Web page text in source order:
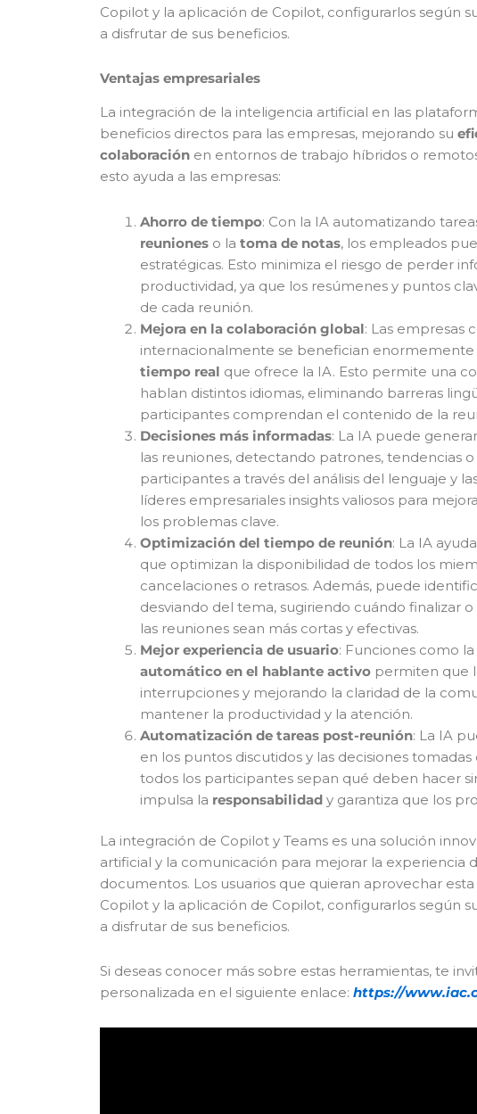
Copilot y la aplicación de Copilot, configurarlos según
a disfrutar de sus beneficios.
Ventajas empresariales
La integración de la inteligencia artificial en las
beneficios directos para las empresas, mejorando su
colaboración en entornos de trabajo híbridos o
esto ayuda a las empresas:
Ahorro de tiempo: Con la IA automatizando
reuniones o la toma de notas, los empleados
estratégicas. Esto minimiza el riesgo de perder
productividad, ya que los resúmenes y puntos
de cada reunión.
Mejora en la colaboración global: Las empresas
internacionalmente se benefician enormemente
tiempo real que ofrece la IA. Esto permite una
hablan distintos idiomas, eliminando barreras
participantes comprendan el contenido de la
Decisiones más informadas: La IA puede generar
las reuniones, detectando patrones, tendencias
participantes a través del análisis del lenguaje y
líderes empresariales insights valiosos para
los problemas clave.
Optimización del tiempo de reunión: La IA
que optimizan la disponibilidad de todos los
cancelaciones o retrasos. Además, puede
desviando del tema, sugiriendo cuándo finalizar
las reuniones sean más cortas y efectivas.
Mejor experiencia de usuario: Funciones como la
automático en el hablante activo permiten que
interrupciones y mejorando la claridad de la
mantener la productividad y la atención.
Automatización de tareas post-reunión: La IA
en los puntos discutidos y las decisiones
todos los participantes sepan qué deben hacer
impulsa la responsabilidad y garantiza que los
La integración de Copilot y Teams es una solución
artificial y la comunicación para mejorar la experiencia
documentos. Los usuarios que quieran aprovechar
Copilot y la aplicación de Copilot, configurarlos según
a disfrutar de sus beneficios.
Si deseas conocer más sobre estas herramientas, te
personalizada en el siguiente enlace: https://